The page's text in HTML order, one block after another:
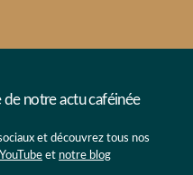
notre actu caféinée
et découvrez tous nos
YouTube et notre blog